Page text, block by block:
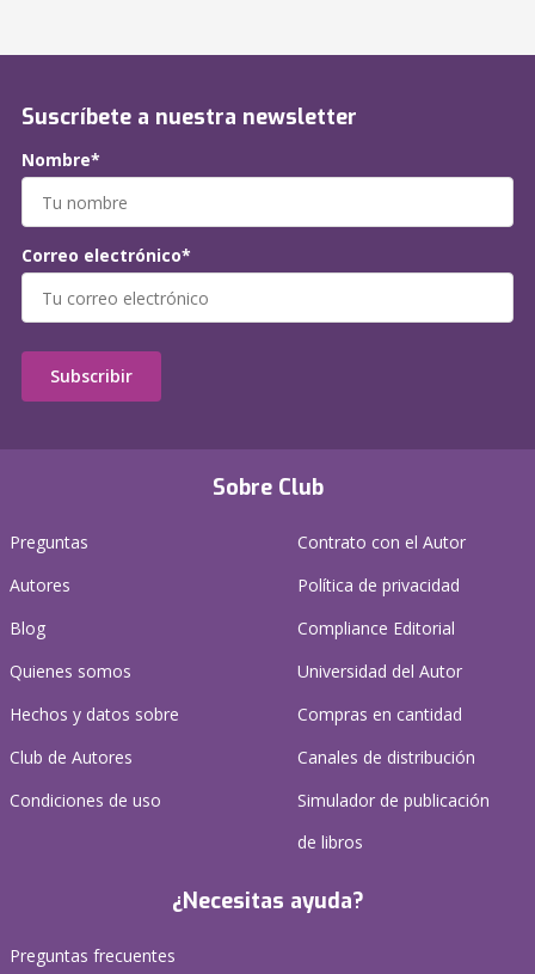
Sobre Club
Preguntas
Autores
Blog
Quienes somos
Hechos y datos sobre
Club de Autores
Condiciones de uso
Contrato con el Autor
Política de privacidad
Compliance Editorial
Universidad del Autor
Compras en cantidad
Canales de distribución
Simulador de publicación
de libros
¿Necesitas ayuda?
Preguntas frecuentes
Suscríbete a nuestra newsletter
Nombre*
Correo electrónico*
Subscribir